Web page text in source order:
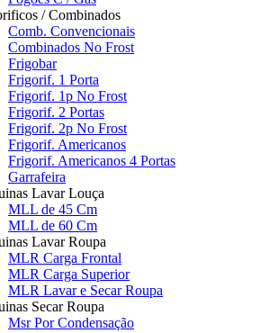
/ Combinados
Comb. Convencionais
Combinados No Frost
Frigobar
Frigorif. 1 Porta
Frigorif. 1p No Frost
Frigorif. 2 Portas
Frigorif. 2p No Frost
Frigorif. Americanos
Frigorif. Americanos 4 Portas
Garrafeira
Lavar Louça
MLL de 45 Cm
MLL de 60 Cm
Lavar Roupa
MLR Carga Frontal
MLR Carga Superior
MLR Lavar e Secar Roupa
Secar Roupa
Msr Por Condensação